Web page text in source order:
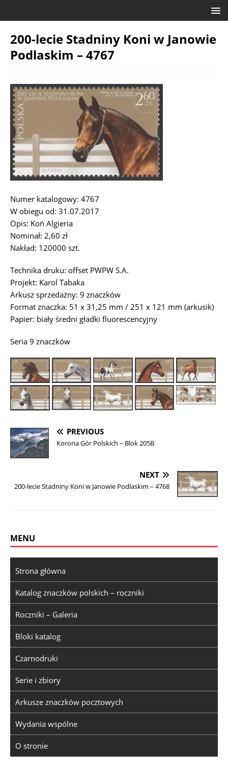
200-lecie Stadniny Koni w Janowie
Podlaskim – 4767
Numer katalogowy: 4767
W obiegu od: 31.07.2017
Opis: Koń Algieria
Nominał: 2,60 zł
Nakład: 120000 szt.
Technika druku: offset PWPW S.A.
Projekt: Karol Tabaka
Arkusz sprzedażny: 9 znaczków
Format znaczka: 51 x 31,25 mm / 251 x 121 mm (arkusik)
Papier: biały średni gładki fluorescencyjny
Seria 9 znaczków
PREVIOUS
Korona Gór Polskich – Blok 205B
NEXT
200-lecie Stadniny Koni w Janowie Podlaskim – 4768
MENU
Strona główna
Katalog znaczków polskich – roczniki
Roczniki – Galeria
Bloki katalog
Czarnodruki
Serie i zbiory
Arkusze znaczków pocztowych
Wydania wspólne
O stronie